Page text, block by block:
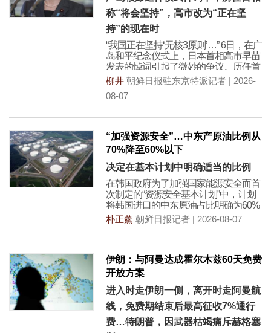
称“将会坚持”，高市改为“正在坚
持”的现在时
“我国正在坚持‘无核3原则’…” 6日，在广
岛和平纪念仪式上，日本首相高市早苗
发表的悼词引起了微妙的争议。历任首
相
柳井 朝鲜日报驻东京特派记者 | 2026-
08-07
“加强资源安全”…中东产原油比例从
70%降至60%以下
决定在基本计划中明确适当的比例
在韩国政府为了加强国家能源安全而首
次制定的“资源安全基本计划”中，计划
将韩国进口的中东原油占比明确为60%
以下。
朴正薰 朝鲜日报记者 | 2026-08-07
伊朗：与阿曼达成霍尔木兹60天免费
开放方案
进入时走伊朗一侧，离开时走阿曼航
线，免费期结束后最高征收7%通行
费…特朗普，因武器枯竭痛斥赫格塞